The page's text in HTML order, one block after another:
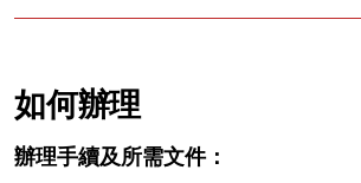
如何辦理
辦理手續及所需文件：